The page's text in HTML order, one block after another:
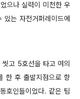
으나 실력이 미천한 우
있는 자전거퍼레이드에
고 5호선을 타고 여의
한 후 출발지점으로 향
호인들이었다. 같은 팀